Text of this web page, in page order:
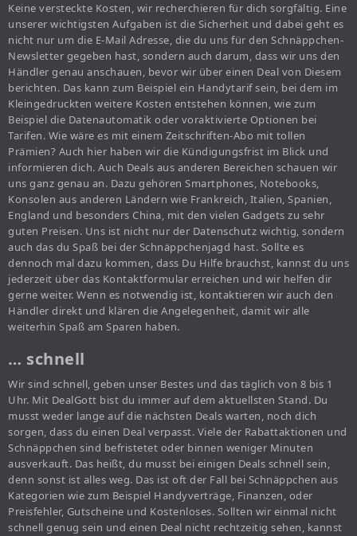
Keine versteckte Kosten, wir recherchieren für dich sorgfältig. Eine
unserer wichtigsten Aufgaben ist die Sicherheit und dabei geht es
nicht nur um die E-Mail Adresse, die du uns für den Schnäppchen-
Newsletter gegeben hast, sondern auch darum, dass wir uns den
Händler genau anschauen, bevor wir über einen Deal von Diesem
berichten. Das kann zum Beispiel ein Handytarif sein, bei dem im
Kleingedruckten weitere Kosten entstehen können, wie zum
Beispiel die Datenautomatik oder voraktivierte Optionen bei
Tarifen. Wie wäre es mit einem Zeitschriften-Abo mit tollen
Prämien? Auch hier haben wir die Kündigungsfrist im Blick und
informieren dich. Auch Deals aus anderen Bereichen schauen wir
uns ganz genau an. Dazu gehören Smartphones, Notebooks,
Konsolen aus anderen Ländern wie Frankreich, Italien, Spanien,
England und besonders China, mit den vielen Gadgets zu sehr
guten Preisen. Uns ist nicht nur der Datenschutz wichtig, sondern
auch das du Spaß bei der Schnäppchenjagd hast. Sollte es
dennoch mal dazu kommen, dass Du Hilfe brauchst, kannst du uns
jederzeit über das Kontaktformular erreichen und wir helfen dir
gerne weiter. Wenn es notwendig ist, kontaktieren wir auch den
Händler direkt und klären die Angelegenheit, damit wir alle
weiterhin Spaß am Sparen haben.
… schnell
Wir sind schnell, geben unser Bestes und das täglich von 8 bis 1
Uhr. Mit DealGott bist du immer auf dem aktuellsten Stand. Du
musst weder lange auf die nächsten Deals warten, noch dich
sorgen, dass du einen Deal verpasst. Viele der Rabattaktionen und
Schnäppchen sind befristetet oder binnen weniger Minuten
ausverkauft. Das heißt, du musst bei einigen Deals schnell sein,
denn sonst ist alles weg. Das ist oft der Fall bei Schnäppchen aus
Kategorien wie zum Beispiel Handyverträge, Finanzen, oder
Preisfehler, Gutscheine und Kostenloses. Sollten wir einmal nicht
schnell genug sein und einen Deal nicht rechtzeitig sehen, kannst